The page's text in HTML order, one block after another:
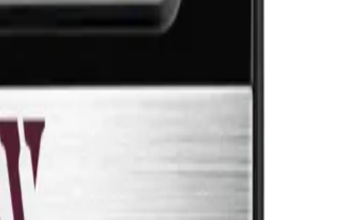
in dem Sie bis zu 109 Flaschen in einer Temperaturzone lagern können.